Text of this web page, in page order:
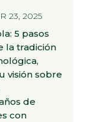
23, 2025
5 pasos
la tradición
visión sobre
de
con